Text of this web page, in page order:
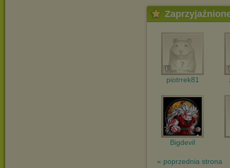
piotrrek81
Bigdevil
« poprzednia strona